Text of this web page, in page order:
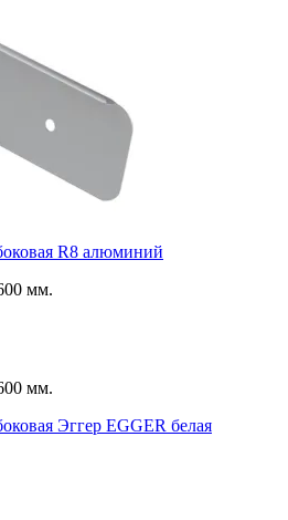
R8 алюминий
мм.
мм.
Эггер EGGER белая